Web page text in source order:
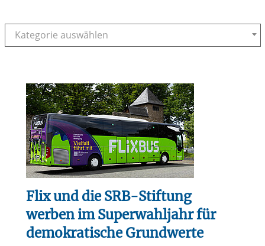
Kategorie auswählen
Flix und die SRB-Stiftung
werben im Superwahljahr für
demokratische Grundwerte